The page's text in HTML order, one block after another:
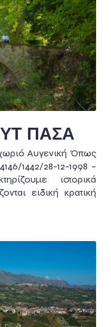
ΠΑΣΑ
Αυγενική Όπως
1442/28-12-1998 –
ιστορικά
ειδική κρατική